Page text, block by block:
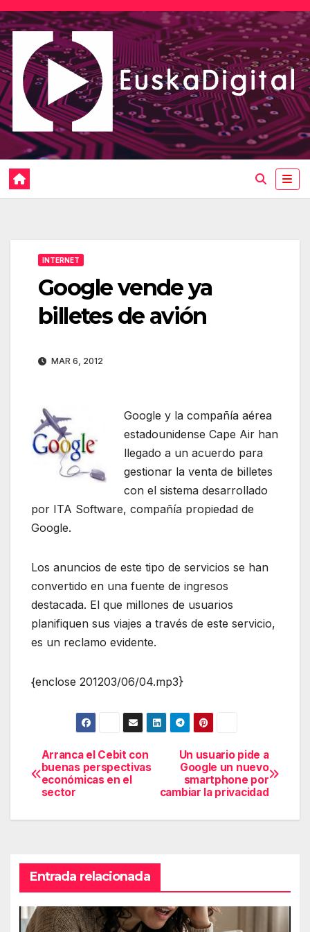
Saltar
al
contenido
INTERNET
Google vende ya
billetes de avión
MAR 6, 2012
Google y la compañía aérea
estadounidense Cape Air han
llegado a un acuerdo para
gestionar la venta de billetes
con el sistema desarrollado
por ITA Software, compañía propiedad de
Google.
Los anuncios de este tipo de servicios se han
convertido en una fuente de ingresos
destacada. El que millones de usuarios
planifiquen sus viajes a través de este servicio,
es un reclamo evidente.
{enclose 201203/06/04.mp3}
Navegación
de
entradas
Un usuario pide a
Google un nuevo
smartphone por
cambiar la privacidad
Arranca el Cebit con
buenas perspectivas
económicas en el
sector
Entrada relacionada